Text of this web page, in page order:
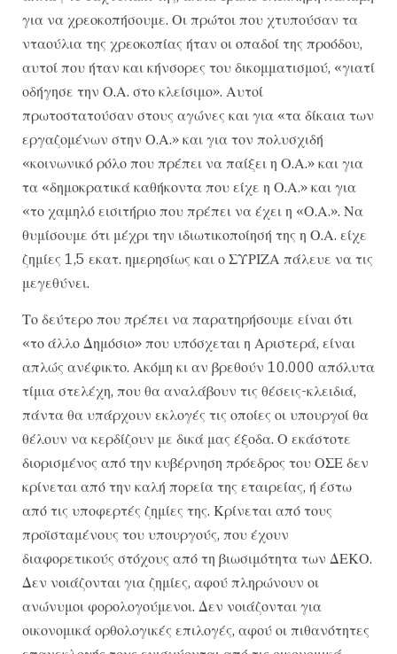
για να χρεοκοπήσουμε. Οι πρώτοι που χτυπούσαν τα
νταούλια της χρεοκοπίας ήταν οι οπαδοί της προόδου,
αυτοί που ήταν και κήνσορες του δικομματισμού, «γιατί
οδήγησε την Ο.Α. στο κλείσιμο». Αυτοί
πρωτοστατούσαν στους αγώνες και για «τα δίκαια των
εργαζομένων στην Ο.Α.» και για τον πολυσχιδή
«κοινωνικό ρόλο που πρέπει να παίξει η Ο.Α.» και για
τα «δημοκρατικά καθήκοντα που είχε η Ο.Α.» και για
«το χαμηλό εισιτήριο που πρέπει να έχει η «Ο.Α.». Να
θυμίσουμε ότι μέχρι την ιδιωτικοποίησή της η Ο.Α. είχε
ζημίες 1,5 εκατ. ημερησίως και ο ΣΥΡΙΖΑ πάλευε να τις
μεγεθύνει.
Το δεύτερο που πρέπει να παρατηρήσουμε είναι ότι
«το άλλο Δημόσιο» που υπόσχεται η Αριστερά, είναι
απλώς ανέφικτο. Ακόμη κι αν βρεθούν 10.000 απόλυτα
τίμια στελέχη, που θα αναλάβουν τις θέσεις-κλειδιά,
πάντα θα υπάρχουν εκλογές τις οποίες οι υπουργοί θα
θέλουν να κερδίζουν με δικά μας έξοδα. Ο εκάστοτε
διορισμένος από την κυβέρνηση πρόεδρος του ΟΣΕ δεν
κρίνεται από την καλή πορεία της εταιρείας, ή έστω
από τις υποφερτές ζημίες της. Κρίνεται από τους
προϊσταμένους του υπουργούς, που έχουν
διαφορετικούς στόχους από τη βιωσιμότητα των ΔΕΚΟ.
Δεν νοιάζονται για ζημίες, αφού πληρώνουν οι
ανώνυμοι φορολογούμενοι. Δεν νοιάζονται για
οικονομικά ορθολογικές επιλογές, αφού οι πιθανότητες